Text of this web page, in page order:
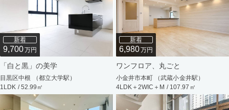
新着
9,700万円
「白と黒」の美学
目黒区中根 （都立大学駅）
1LDK / 52.99㎡
新着
6,980万円
ワンフロア、丸ごと
小金井市本町 （武蔵小金井駅）
4LDK＋2WIC＋M / 107.97㎡